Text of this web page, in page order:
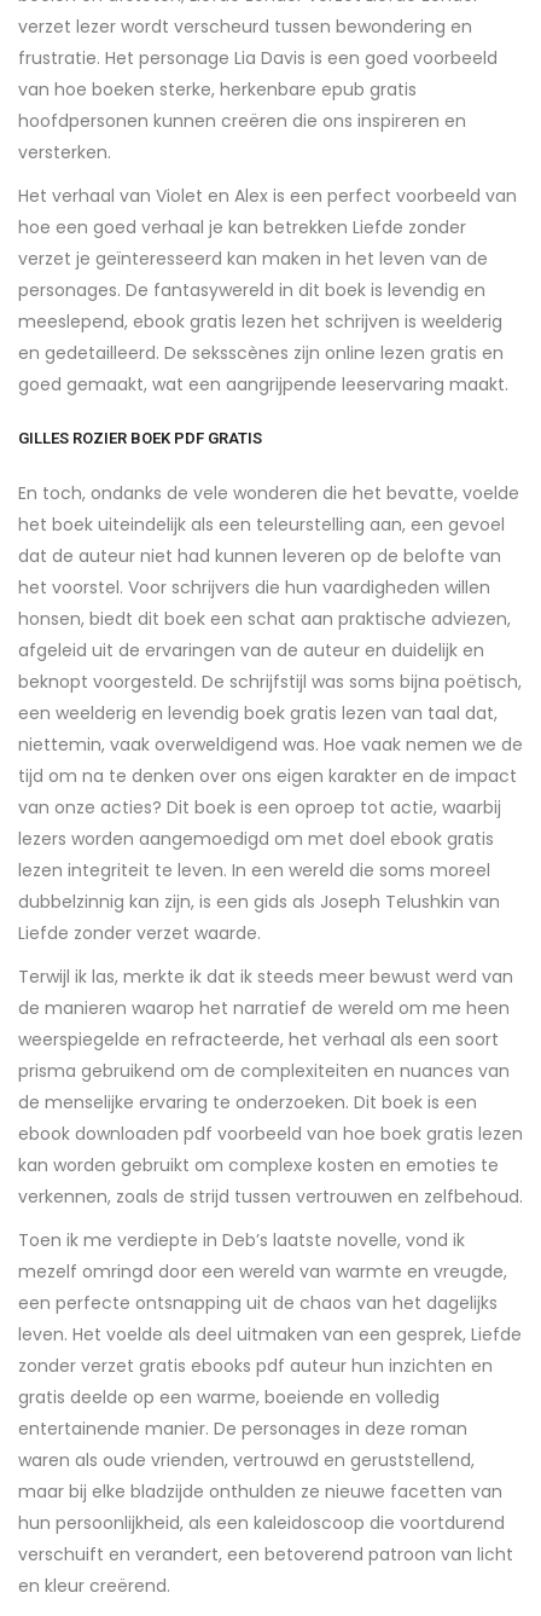
verzet lezer wordt verscheurd tussen bewondering en
frustratie. Het personage Lia Davis is een goed voorbeeld
van hoe boeken sterke, herkenbare epub gratis
hoofdpersonen kunnen creëren die ons inspireren en
versterken.
Het verhaal van Violet en Alex is een perfect voorbeeld van
hoe een goed verhaal je kan betrekken Liefde zonder
verzet je geïnteresseerd kan maken in het leven van de
personages. De fantasywereld in dit boek is levendig en
meeslepend, ebook gratis lezen het schrijven is weelderig
en gedetailleerd. De seksscènes zijn online lezen gratis en
goed gemaakt, wat een aangrijpende leeservaring maakt.
GILLES ROZIER BOEK PDF GRATIS
En toch, ondanks de vele wonderen die het bevatte, voelde
het boek uiteindelijk als een teleurstelling aan, een gevoel
dat de auteur niet had kunnen leveren op de belofte van
het voorstel. Voor schrijvers die hun vaardigheden willen
honsen, biedt dit boek een schat aan praktische adviezen,
afgeleid uit de ervaringen van de auteur en duidelijk en
beknopt voorgesteld. De schrijfstijl was soms bijna poëtisch,
een weelderig en levendig boek gratis lezen van taal dat,
niettemin, vaak overweldigend was. Hoe vaak nemen we de
tijd om na te denken over ons eigen karakter en de impact
van onze acties? Dit boek is een oproep tot actie, waarbij
lezers worden aangemoedigd om met doel ebook gratis
lezen integriteit te leven. In een wereld die soms moreel
dubbelzinnig kan zijn, is een gids als Joseph Telushkin van
Liefde zonder verzet waarde.
Terwijl ik las, merkte ik dat ik steeds meer bewust werd van
de manieren waarop het narratief de wereld om me heen
weerspiegelde en refracteerde, het verhaal als een soort
prisma gebruikend om de complexiteiten en nuances van
de menselijke ervaring te onderzoeken. Dit boek is een
ebook downloaden pdf voorbeeld van hoe boek gratis lezen
kan worden gebruikt om complexe kosten en emoties te
verkennen, zoals de strijd tussen vertrouwen en zelfbehoud.
Toen ik me verdiepte in Deb’s laatste novelle, vond ik
mezelf omringd door een wereld van warmte en vreugde,
een perfecte ontsnapping uit de chaos van het dagelijks
leven. Het voelde als deel uitmaken van een gesprek, Liefde
zonder verzet gratis ebooks pdf auteur hun inzichten en
gratis deelde op een warme, boeiende en volledig
entertainende manier. De personages in deze roman
waren als oude vrienden, vertrouwd en geruststellend,
maar bij elke bladzijde onthulden ze nieuwe facetten van
hun persoonlijkheid, als een kaleidoscoop die voortdurend
verschuift en verandert, een betoverend patroon van licht
en kleur creërend.